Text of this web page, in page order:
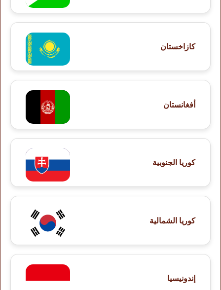
كازاخستان
أفغانستان
كوريا الجنوبية
كوريا الشمالية
إندونيسيا